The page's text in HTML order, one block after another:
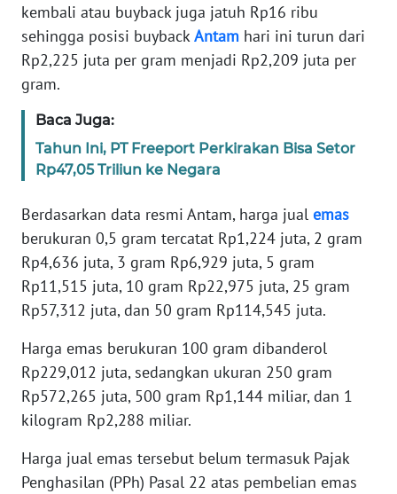
kembali atau buyback juga jatuh Rp16 ribu
sehingga posisi buybackAntam hari ini turun dari
Rp2,225 juta per gram menjadi Rp2,209 juta per
gram.
Baca Juga:
Tahun Ini, PT Freeport Perkirakan Bisa Setor
Rp47,05 Triliun ke Negara
Berdasarkan data resmi Antam, harga jual emas
berukuran 0,5 gram tercatat Rp1,224 juta, 2 gram
Rp4,636 juta, 3 gram Rp6,929 juta, 5 gram
Rp11,515 juta, 10 gram Rp22,975 juta, 25 gram
Rp57,312 juta, dan 50 gram Rp114,545 juta.
Harga emas berukuran 100 gram dibanderol
Rp229,012 juta, sedangkan ukuran 250 gram
Rp572,265 juta, 500 gram Rp1,144 miliar, dan 1
kilogram Rp2,288 miliar.
Harga jual emas tersebut belum termasuk Pajak
Penghasilan (PPh) Pasal 22 atas pembelian emas
INFO
TENTANG
KAMI
PEDOMAN
MEDIA
REDAKSI
KARIR
DISCLAIMER
Wahana
News
Regional
WN
SUMUT